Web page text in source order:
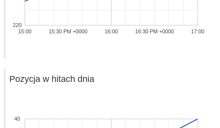
15:00 16:00 17:00
15:30 PM +0000 16:30 PM +0000
220
Pozycja w hitach dnia
40